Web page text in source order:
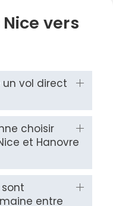
vers
vol direct
choisir
et Hanovre
entre